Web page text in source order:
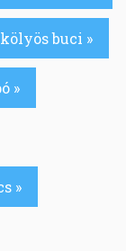
buci »
»
»